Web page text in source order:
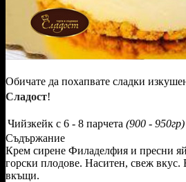
Обичате да похапвате сладки
Сладост!
Чийзкейк с 6 - 8 парчета (900 - 950гр)
Съдържание
Крем сирене Филаделфия и пресни
горски плодове. Наситен, свеж вкус.
вкъщи.